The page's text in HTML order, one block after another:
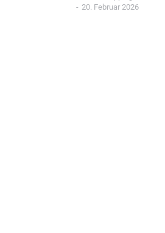
20. Februar 2026